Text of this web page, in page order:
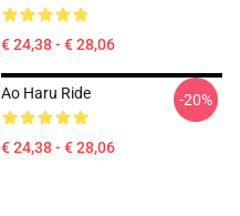
€ 24,38 - € 28,06
Ao Haru Ride
€ 24,38 - € 28,06
-20%